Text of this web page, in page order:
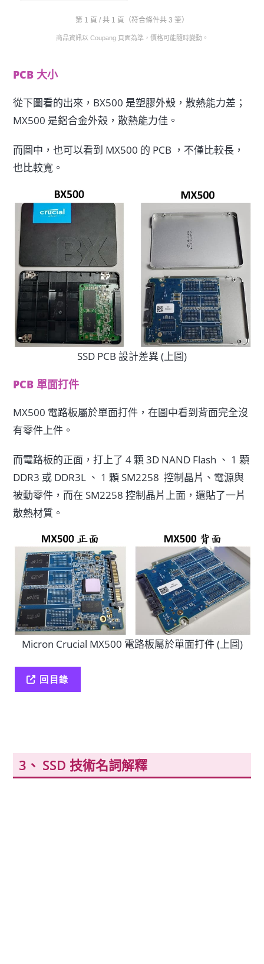
第 1 頁 / 共 1 頁（符合條件共 3 筆）
商品資訊以 Coupang 頁面為準，價格可能隨時變動。
PCB 大小
從下圖看的出來，BX500 是塑膠外殼，散熱能力差；
MX500 是鋁合金外殼，散熱能力佳。
而圖中，也可以看到 MX500 的 PCB ，不僅比較長，
也比較寬。
SSD PCB 設計差異 (上圖)
PCB 單面打件
MX500 電路板屬於單面打件，在圖中看到背面完全沒
有零件上件。
而電路板的正面，打上了 4 顆 3D NAND Flash 、 1 顆
DDR3 或 DDR3L 、 1 顆 SM2258 控制晶片、電源與
被動零件，而在 SM2258 控制晶片上面，還貼了一片
散熱材質。
Micron Crucial MX500 電路板屬於單面打件 (上圖)
回目錄
SSD 技術名詞解釋